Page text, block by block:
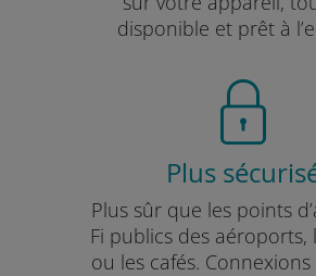
disponible et prêt à
Plus
Plus sûr que les points
Fi publics des aéroports,
ou les cafés.